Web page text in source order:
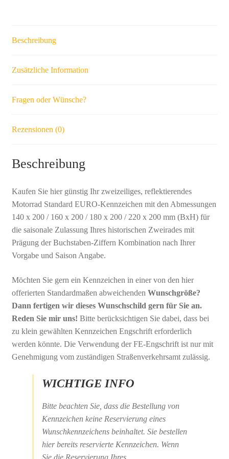
Beschreibung
Zusätzliche Information
Fragen oder Wünsche?
Rezensionen (0)
Beschreibung
Kaufen Sie hier günstig Ihr zweizeiliges, reflektierendes
Motorrad Standard EURO-Kennzeichen mit den Abmessungen
140 x 200 / 160 x 200 / 180 x 200 / 220 x 200 mm (BxH) für
die saisonale Zulassung Ihres historischen Zweirades mit
Prägung der Buchstaben-Ziffern Kombination nach Ihrer
Vorgabe und Saison Angabe.
Möchten Sie gern ein Kennzeichen in einer von den hier
offerierten Standardmaßen abweichenden Wunschgröße?
Dann fertigen wir dieses Wunschschild gern für Sie an.
Reden Sie mir uns! Bitte berücksichtigen Sie dabei, dass bei
zu klein gewählten Kennzeichen Engschrift erforderlich
werden könnte. Die Verwendung der FE-Engschrift ist nur mit
Genehmigung vom zuständigen Straßenverkehrsamt zulässig.
WICHTIGE INFO
Bitte beachten Sie, dass die Bestellung von
Kennzeichen keine Reservierung eines
Wunschkennzeichens beinhaltet. Sie bestellen
hier bereits reservierte Kennzeichen. Wenn
Sie die Reservierung Ihres